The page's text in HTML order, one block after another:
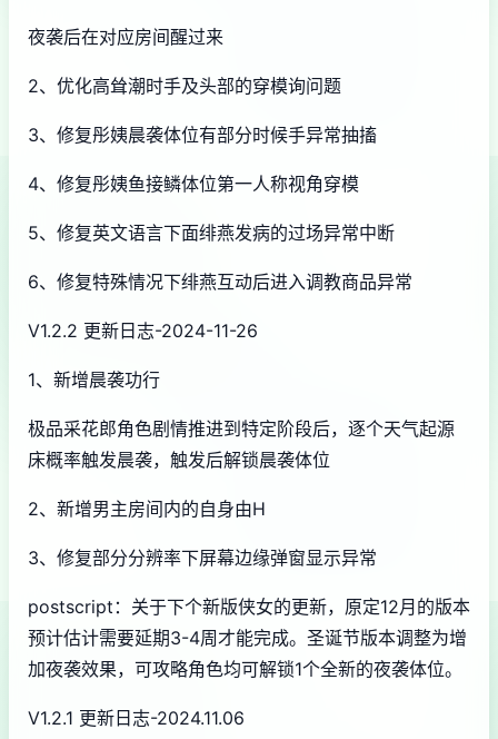
夜袭后在对应房间醒过来
2、优化高耸潮时手及头部的穿模询问题
3、修复彤姨晨袭体位有部分时候手异常抽搐
4、修复彤姨鱼接鳞体位第一人称视角穿模
5、修复英文语言下面绯燕发病的过场异常中断
6、修复特殊情况下绯燕互动后进入调教商品异常
V1.2.2 更新日志-2024-11-26
1、新增晨袭功行
极品采花郎角色剧情推进到特定阶段后，逐个天气起源
床概率触发晨袭，触发后解锁晨袭体位
2、新增男主房间内的自身由H
3、修复部分分辨率下屏幕边缘弹窗显示异常
postscript：关于下个新版侠女的更新，原定12月的版本
预计估计需要延期3-4周才能完成。圣诞节版本调整为增
加夜袭效果，可攻略角色均可解锁1个全新的夜袭体位。
V1.2.1 更新日志-2024.11.06